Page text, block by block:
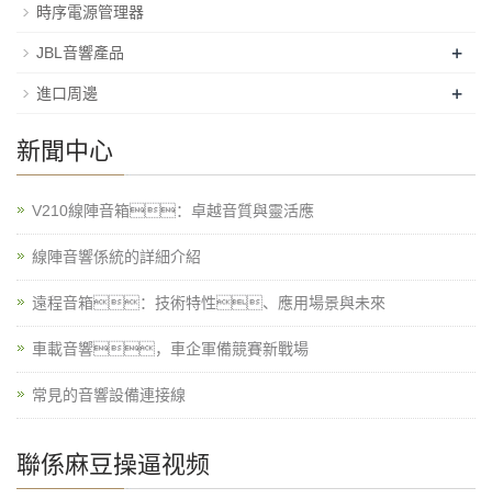
時序電源管理器
JBL音響產品 +
進口周邊 +
新聞中心
V210線陣音箱：卓越音質與靈活應
線陣音響係統的詳細介紹
遠程音箱：技術特性、應用場景與未來
車載音響，車企軍備競賽新戰場
常見的音響設備連接線
聯係麻豆操逼视频